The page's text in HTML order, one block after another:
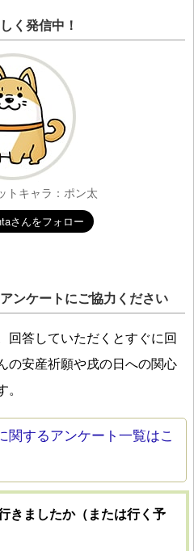
く発信中！
トキャラ：ポン太
ンケートにご協力ください
回答していただくとすぐに回
の安産祈願や戌の日への関心
。
関するアンケート一覧はこ
きましたか（または行く予